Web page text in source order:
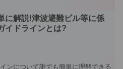
に解説!津波避難ビル等に係
イドラインとは?
ンについて誰でも簡単に理解できる